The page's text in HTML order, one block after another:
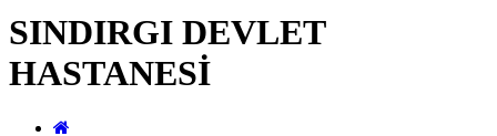
SINDIRGI DEVLET
HASTANESİ